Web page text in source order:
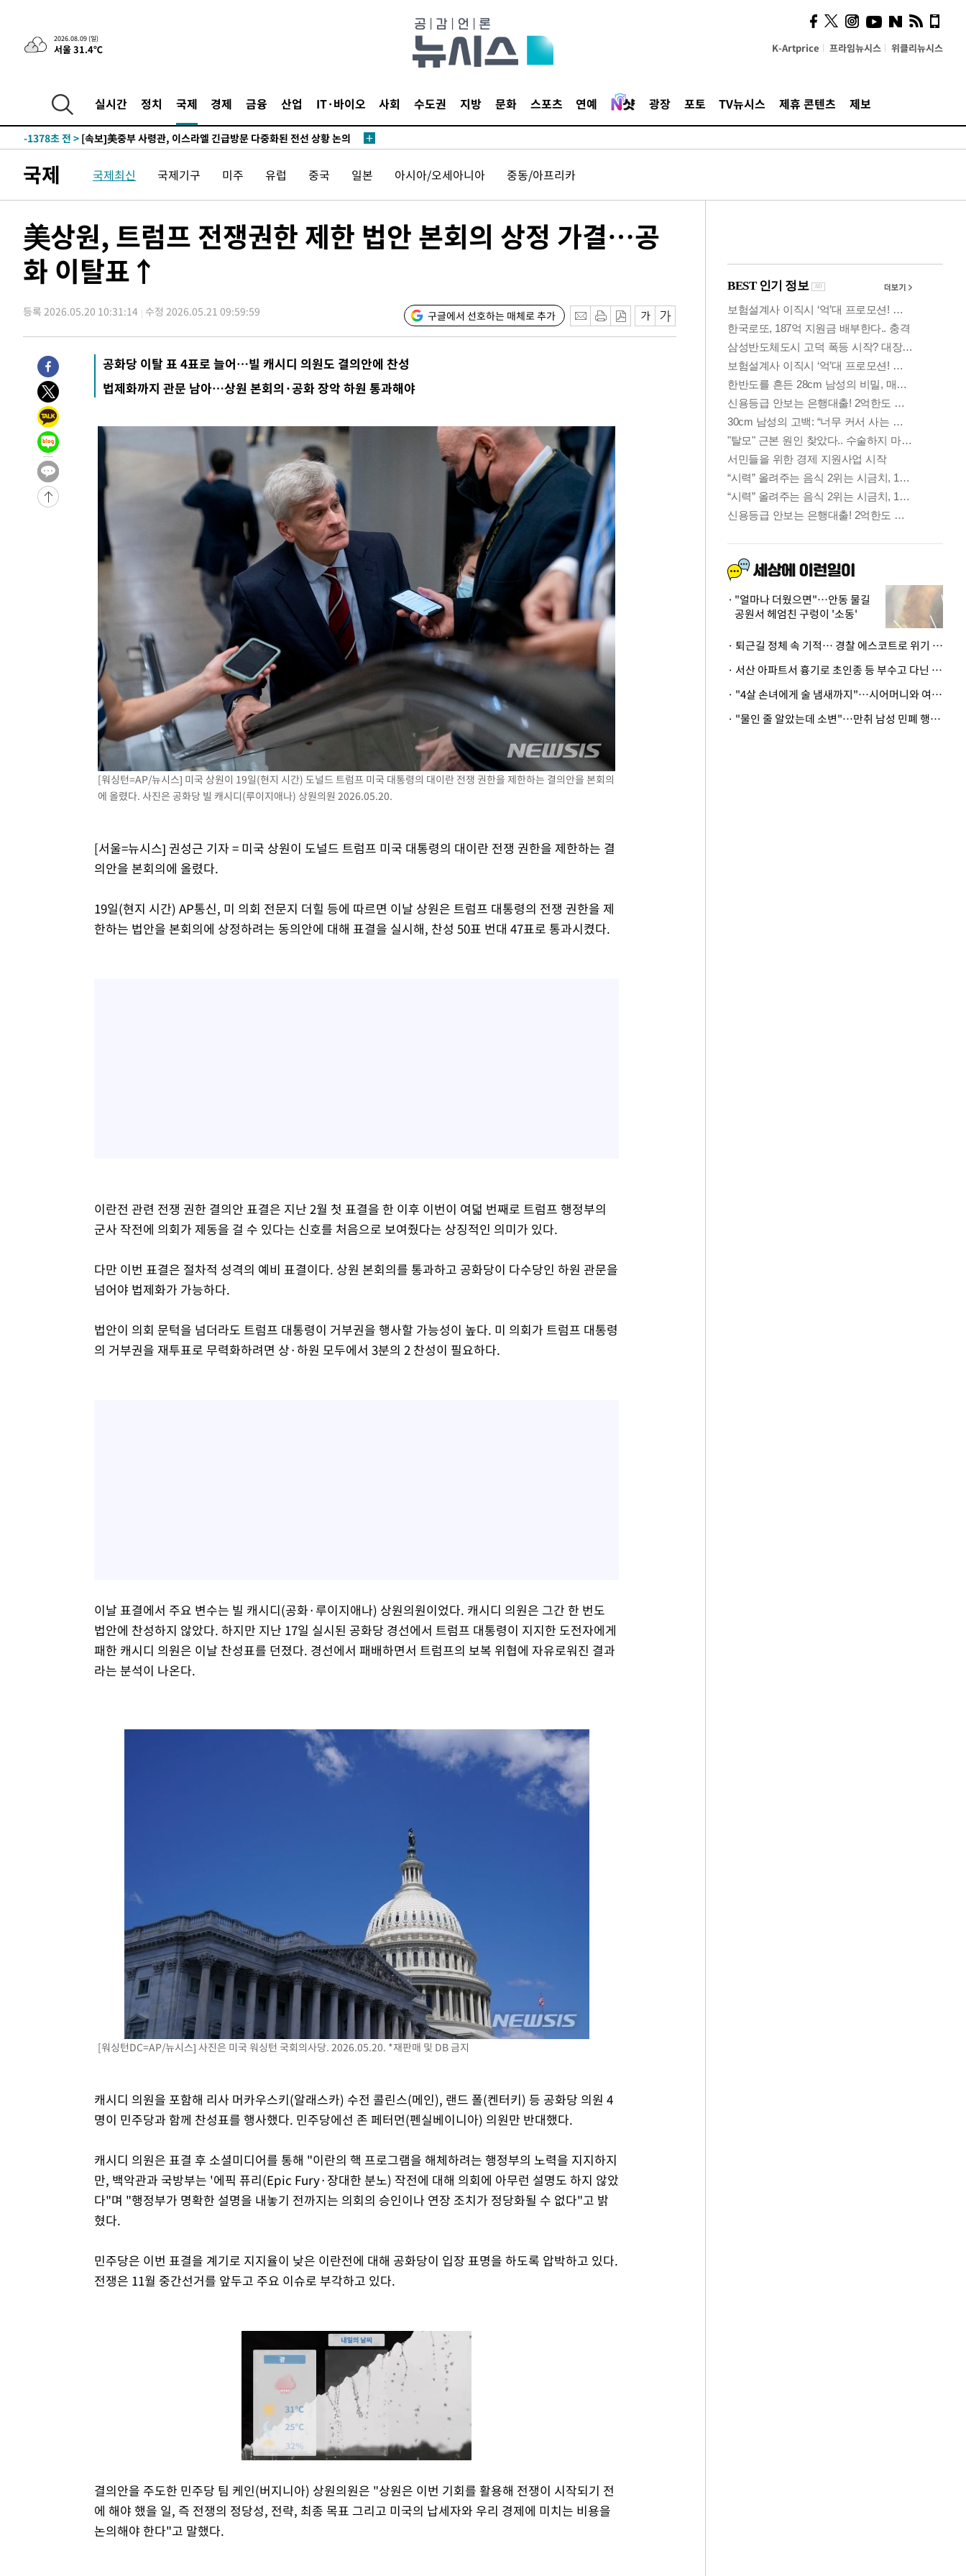
2026.08.09 (일)
서울 31.4℃ K-Artprice 프라임뉴시스 위클리뉴시스
실시간 정치 국제 경제 금융 산업 IT·바이오 사회 수도권 지방 문화 스포츠 연예 광장 포토 TV뉴시스 제휴 콘텐츠 제보
-27105초 전 >이강인, 오늘 서울서 AT마드리드 입단식…'전례 없는 특급대우'
-13987초 전 >'여긴 20도, 저긴 50도'…열화상 카메라로 본 폭염 저감시설 '온도
-7052초 전 >
튀르키예 외무장관, "메카 3국 방위협정은 이란이 목표 아냐 " 밝혀
-4260초 전 >
상
-1378초 전 > [속보]美중부 사령관, 이스라엘 긴급방문 다중화된 전선 상황 논의
누출”
9분 전 >
‘축구의 신’ 아르헨티나 축구 선수 메시의 부친 지병 별세
10분 전 >“美 이란전 무기 소진…북한과 분쟁시 주한 미군 취약해질 수 있어”
-29101초 전 >손흥민, 68분 뛰고 2경기 침묵…LAFC, 톨루카에 1-0 승리(종합)
-28373초 전 >'2경기 연속 침묵' 손흥민, 톨루카전 68분만 뛰고 슈팅 0개
-27125초 전 >이강인, 오늘 서울서 AT마드리드 입단식…'전례 없는 특급대우'
차'
-13478초 전 >콜롬비아 신임 우파 대통령 취임 하루만에 차량폭탄 폭발 사건
-7072초 전 >튀르키예 외무장관, "메카 3국 방위협정은 이란이 목표 아냐 " 밝혀
-4280초 전 >
이군이 불법 군시설 건설한 레바논 남부에서 레바논군 3명 폭발로 부
-1398초 전 >
[속보]美중부 사령관, 이스라엘 긴급방문 다중화된 전선 상황 논의
8분 전 >美 국방부, 켄달 전 공군장관 보안허가 취소…“에어포스원 기밀정보, 언론
누출”
9분 전 >‘축구의 신’ 아르헨티나 축구 선수 메시의 부친 지병 별세
9분 전 >“美 이란전 무기 소진…북한과 분쟁시 주한 미군 취약해질 수 있어”
국제 국제최신 국제기구 미주 유럽 중국 일본 아시아/오세아니아 중동/아프리카
美상원, 트럼프 전쟁권한 제한 법안 본회의 상정 가결…공
화 이탈표↑
등록 2026.05.20 10:31:14 수정 2026.05.21 09:59:59 구글에서 선호하는 매체로 추가
공화당 이탈 표 4표로 늘어…빌 캐시디 의원도 결의안에 찬성
법제화까지 관문 남아…상원 본회의·공화 장악 하원 통과해야
[워싱턴=AP/뉴시스] 미국 상원이 19일(현지 시간) 도널드 트럼프 미국 대통령의 대이란 전쟁 권한을 제한하는 결의안을 본회의
에 올렸다. 사진은 공화당 빌 캐시디(루이지애나) 상원의원 2026.05.20.
[서울=뉴시스] 권성근 기자 = 미국 상원이 도널드 트럼프 미국 대통령의 대이란 전쟁 권한을 제한하는 결
의안을 본회의에 올렸다.
19일(현지 시간) AP통신, 미 의회 전문지 더힐 등에 따르면 이날 상원은 트럼프 대통령의 전쟁 권한을 제
한하는 법안을 본회의에 상정하려는 동의안에 대해 표결을 실시해, 찬성 50표 번대 47표로 통과시켰다.
이란전 관련 전쟁 권한 결의안 표결은 지난 2월 첫 표결을 한 이후 이번이 여덟 번째로 트럼프 행정부의
군사 작전에 의회가 제동을 걸 수 있다는 신호를 처음으로 보여줬다는 상징적인 의미가 있다.
다만 이번 표결은 절차적 성격의 예비 표결이다. 상원 본회의를 통과하고 공화당이 다수당인 하원 관문을
넘어야 법제화가 가능하다.
법안이 의회 문턱을 넘더라도 트럼프 대통령이 거부권을 행사할 가능성이 높다. 미 의회가 트럼프 대통령
의 거부권을 재투표로 무력화하려면 상·하원 모두에서 3분의 2 찬성이 필요하다.
이날 표결에서 주요 변수는 빌 캐시디(공화·루이지애나) 상원의원이었다. 캐시디 의원은 그간 한 번도
법안에 찬성하지 않았다. 하지만 지난 17일 실시된 공화당 경선에서 트럼프 대통령이 지지한 도전자에게
패한 캐시디 의원은 이날 찬성표를 던졌다. 경선에서 패배하면서 트럼프의 보복 위협에 자유로워진 결과
라는 분석이 나온다.
[워싱턴DC=AP/뉴시스] 사진은 미국 워싱턴 국회의사당. 2026.05.20. *재판매 및 DB 금지
캐시디 의원을 포함해 리사 머카우스키(알래스카) 수전 콜린스(메인), 랜드 폴(켄터키) 등 공화당 의원 4
명이 민주당과 함께 찬성표를 행사했다. 민주당에선 존 페터먼(펜실베이니아) 의원만 반대했다.
캐시디 의원은 표결 후 소셜미디어를 통해 "이란의 핵 프로그램을 해체하려는 행정부의 노력을 지지하지
만, 백악관과 국방부는 '에픽 퓨리(Epic Fury·장대한 분노) 작전에 대해 의회에 아무런 설명도 하지 않았
다"며 "행정부가 명확한 설명을 내놓기 전까지는 의회의 승인이나 연장 조치가 정당화될 수 없다"고 밝
혔다.
민주당은 이번 표결을 계기로 지지율이 낮은 이란전에 대해 공화당이 입장 표명을 하도록 압박하고 있다.
전쟁은 11월 중간선거를 앞두고 주요 이슈로 부각하고 있다.
Mute
결의안을 주도한 민주당 팀 케인(버지니아) 상원의원은 "상원은 이번 기회를 활용해 전쟁이 시작되기 전
에 해야 했을 일, 즉 전쟁의 정당성, 전략, 최종 목표 그리고 미국의 납세자와 우리 경제에 미치는 비용을
논의해야 한다"고 말했다.
사이 해답 찾았죠"…알을
깨고 나온 '초자아'
"얼마나 더웠으면"…안동 물길
공원서 헤엄친 구렁이 '소동'
· 퇴근길 정체 속 기적… 경찰 에스코트로 위기 넘긴 생후 2일 신생아
· 서산 아파트서 흉기로 초인종 등 부수고 다닌 50대 정신병원행
· "4살 손녀에게 술 냄새까지"…시어머니와 여행 가도 될까
· "물인 줄 알았는데 소변"…만취 남성 민폐 행동 논란